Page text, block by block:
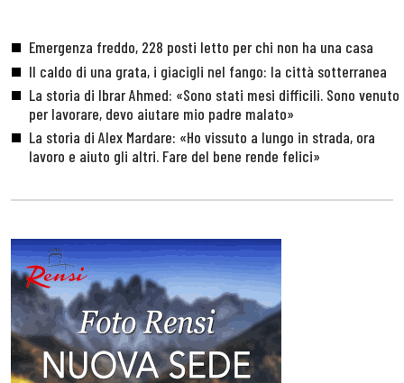
Emergenza freddo, 228 posti letto per chi non ha una casa
Il caldo di una grata, i giacigli nel fango: la città sotterranea
La storia di Ibrar Ahmed: «Sono stati mesi difficili. Sono venuto
per lavorare, devo aiutare mio padre malato»
La storia di Alex Mardare: «Ho vissuto a lungo in strada, ora
lavoro e aiuto gli altri. Fare del bene rende felici»